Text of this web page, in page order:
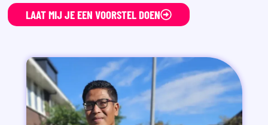
LAAT MIJ JE EEN VOORSTEL DOEN